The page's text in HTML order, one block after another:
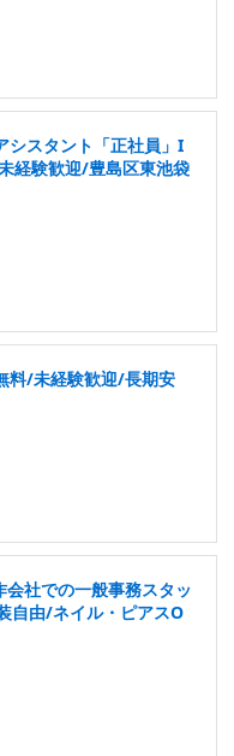
シスタント「正社員」I
経験歓迎/豊島区東池袋
料/未経験歓迎/長期安
会社での一般事務スタッ
自由/ネイル・ピアスO